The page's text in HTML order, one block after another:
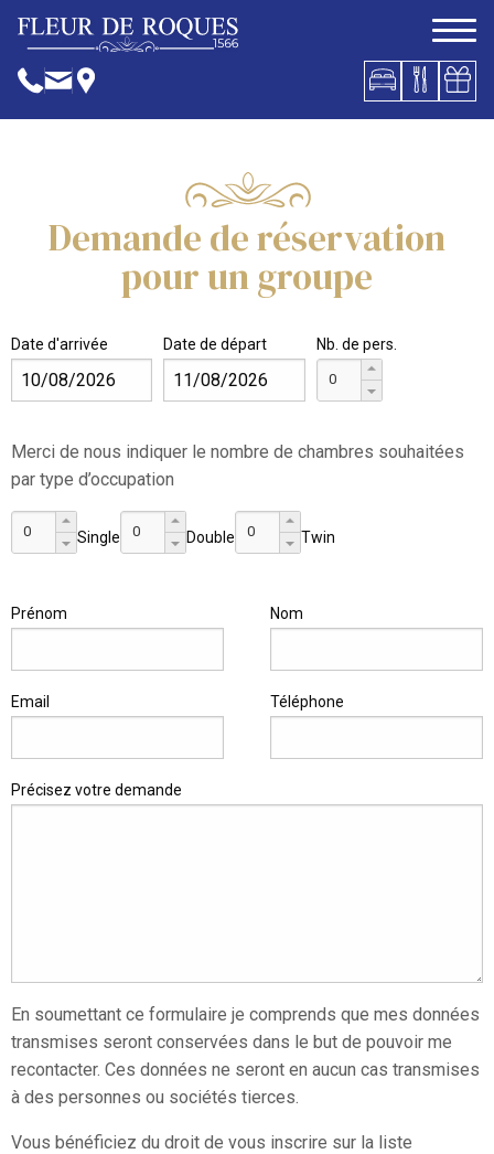
Demande de réservation
pour un groupe
Date d'arrivée Date de départ Nb. de pers.
Merci de nous indiquer le nombre de chambres souhaitées
par type d’occupation
Single Double Twin
Prénom Nom
Email Téléphone
Précisez votre demande
En soumettant ce formulaire je comprends que mes données
transmises seront conservées dans le but de pouvoir me
recontacter. Ces données ne seront en aucun cas transmises
à des personnes ou sociétés tierces.
Vous bénéficiez du droit de vous inscrire sur la liste